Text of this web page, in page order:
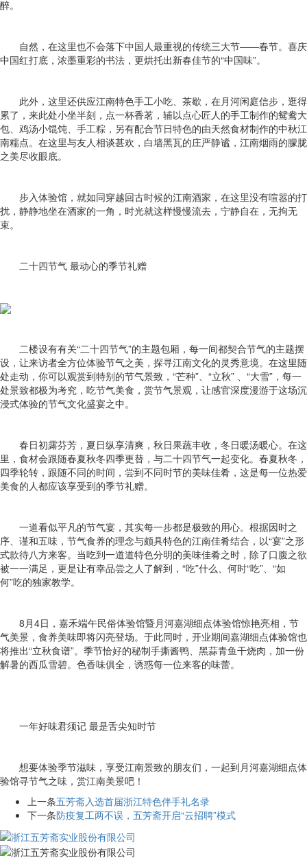
醉。
自然，在这里也不会落下中国人最重视的传统三大节——春节。喜庆
中国红打底，浓墨重彩的书法，更烘托出新春佳节的“中国味”。
此外，这里还供应江南特色手工小吃、茶歇，在月河闲庭信步，逛得
累了，来此处小坐半刻，点一杯香茗，辅以点心匠人的手工制作的鸳鸯大
包、鸡汤小馄饨、手工粽，另有配合节日特色的由天然食材制作的中秋江
南糯点。在这里与友人相谈甚欢，白墙黑瓦的庄严静谧，江南烟雨的朦胧
之美尽收眼底。
步入体验馆，就如同穿越回古时候的江南酒家，在这里没有喧嚣的打
扰，静静地坐在酒家的一角，时光就这样慢慢流去，宁静自在，无拘无
束。
二十四节气 最动心的季节礼赠
二楼设有有关“二十四节气”的主题包厢，每一间都契合节气的主题摆
设，让来访者全方位体验节气之美，探寻江南文化的灵秀意境。在这里随
处走动，你可以观赏到特别的节气景致，“芒种”、“立秋” 、“大雪”，每一
处景致都极为考究，吃节气美食，赏节气景观，让感官深度漫游于这场沉
浸式体验的节气文化盛宴之中。
春日初露芬芳，夏日纵享清爽，秋日果蔬丰收，冬日暖汤暖心。在这
里，食材会跟随春夏秋冬四季更替，与二十四节气一起变化。春夏秋冬，
四季轮转，跟随不同的时间，尝到不同时节的美味佳肴，这是每一位热爱
美食的人都应该享受到的季节礼赠。
一道看似平凡的节气宴，其实每一步都是极致的用心。根据因时之
序、谨和五味，节气食养的理念与颇具特色的江南佳肴结合，以“宴”之形
式款待八方来客。当吃到一道道特色分明的美味佳肴之时，除了口腹之欲
被一一满足，更是让有幸品尝之人了解到，“吃”什么、何时“吃”、“如
何”吃的独家教学。
8月4日，嘉禾端午民俗体验馆暨月河嘉湖细点体验馆惊艳亮相，节
气美景，食养美味即将闪亮登场。于此同时，开业期间嘉湖细点体验馆也
将推出“立秋食谱”。季节恰好的秘制手撕酱鸭、黑蒜青鱼干烧肉，加一份
解暑的西瓜雪碧。色香味俱全，诱惑每一位来客的味蕾。
一年好味君须记 最是舌尖知时节
想要体验季节滋味，享受江南景致的朋友们，一起到月河嘉湖细点体
验馆寻节气之味，赏江南美景吧！
上一条五芳斋入选首届浙江特色伴手礼名录
下一条防疫复工两不误，五芳斋开启“云招聘”模式